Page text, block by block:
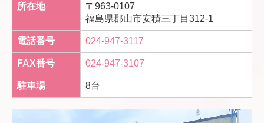
所在地
〒963-0107
福島県郡山市安積三丁目312-1
電話番号 024-947-3117
FAX番号 024-947-3107
駐車場 8台